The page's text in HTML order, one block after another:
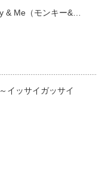
& Me（モンキー&…
イッサイガッサイ